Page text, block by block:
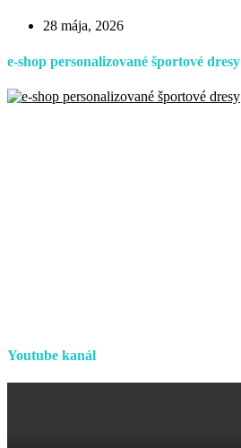
28 mája, 2026
e-shop personalizované športové dresy
Youtube kanál